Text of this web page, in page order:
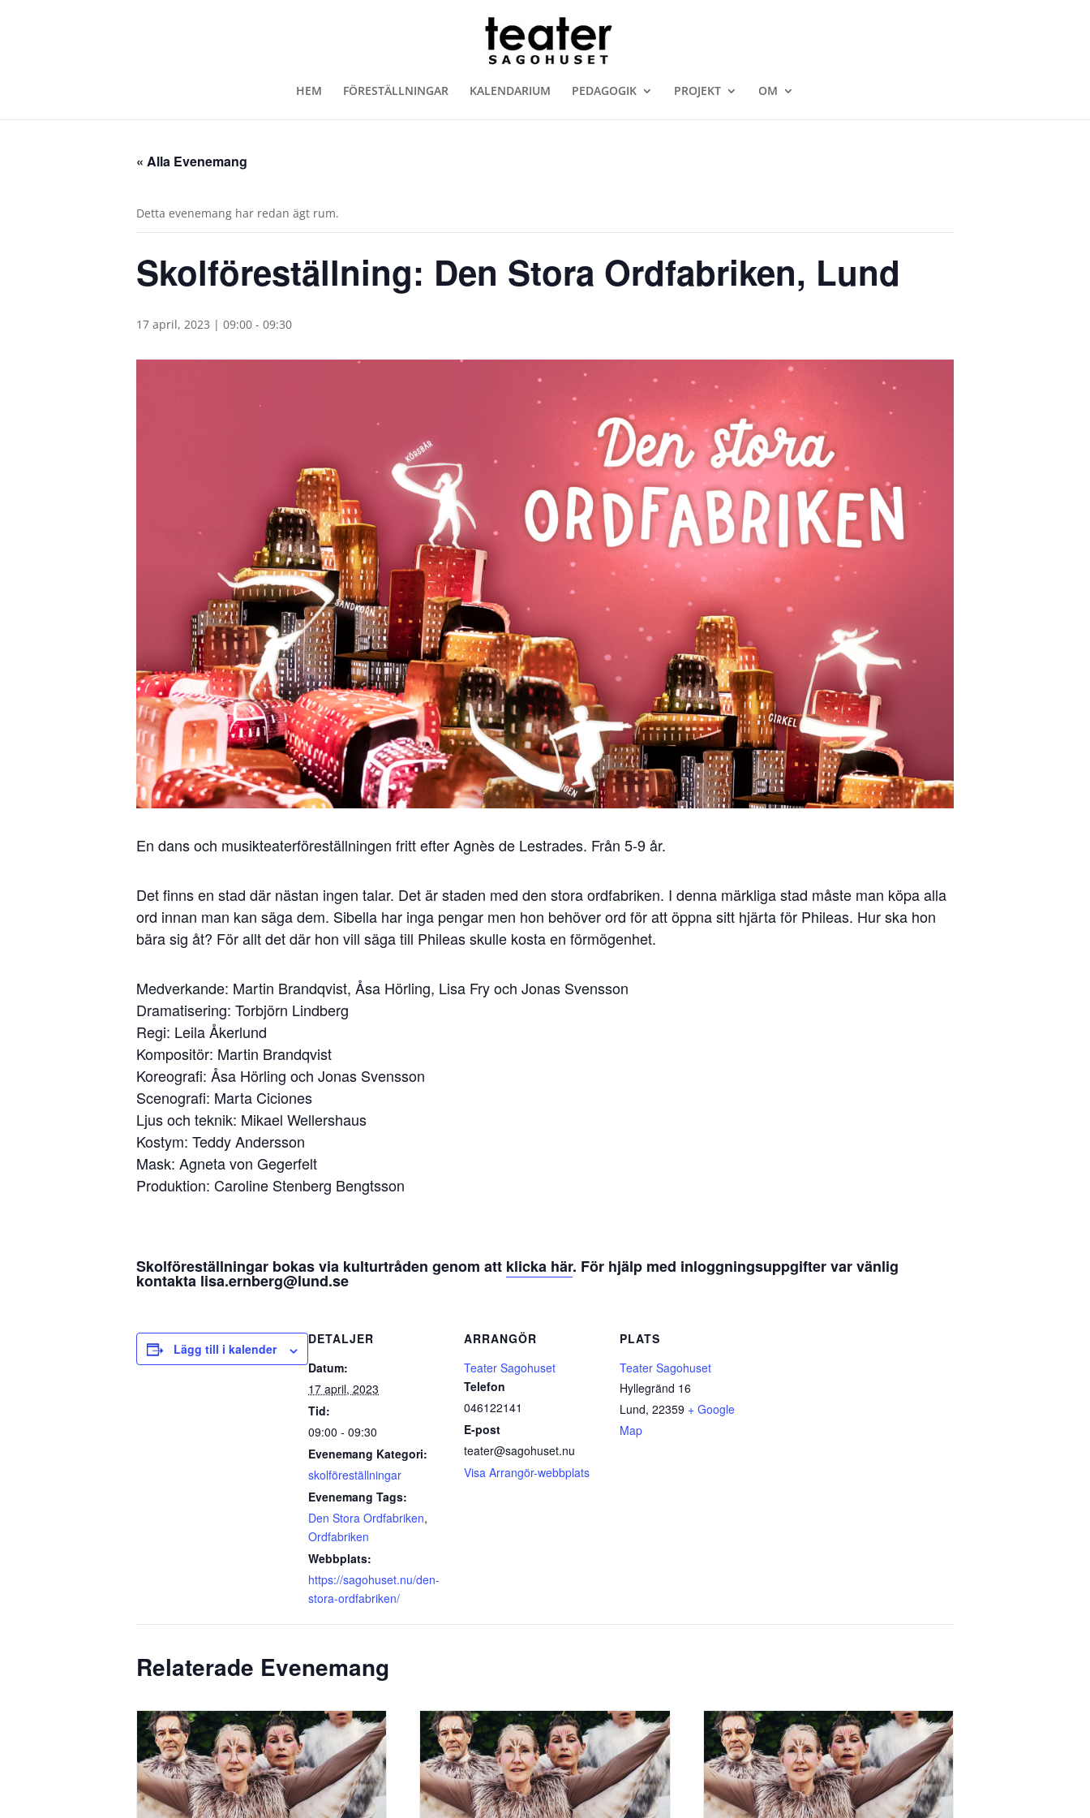
HEM FÖRESTÄLLNINGAR KALENDARIUM PEDAGOGIK PROJEKT OM
« Alla Evenemang
Detta evenemang har redan ägt rum.
Skolföreställning: Den Stora Ordfabriken, Lund
17 april, 2023 | 09:00 - 09:30
En dans och musikteaterföreställningen fritt efter Agnès de Lestrades. Från 5-9 år.
Det finns en stad där nästan ingen talar. Det är staden med den stora ordfabriken. I denna märkliga stad måste man köpa alla
ord innan man kan säga dem. Sibella har inga pengar men hon behöver ord för att öppna sitt hjärta för Phileas. Hur ska hon
bära sig åt? För allt det där hon vill säga till Phileas skulle kosta en förmögenhet.
Medverkande: Martin Brandqvist, Åsa Hörling, Lisa Fry och Jonas Svensson
Dramatisering: Torbjörn Lindberg
Regi: Leila Åkerlund
Kompositör: Martin Brandqvist
Koreografi: Åsa Hörling och Jonas Svensson
Scenografi: Marta Ciciones
Ljus och teknik: Mikael Wellershaus
Kostym: Teddy Andersson
Mask: Agneta von Gegerfelt
Produktion: Caroline Stenberg Bengtsson
Skolföreställningar bokas via kulturtråden genom att klicka här. För hjälp med inloggningsuppgifter var vänlig
kontakta lisa.ernberg@lund.se
Lägg till i kalender
DETALJER
Datum:
17 april, 2023
Tid:
09:00 - 09:30
Evenemang Kategori:
skolföreställningar
Evenemang Tags:
Den Stora Ordfabriken,
Ordfabriken
Webbplats:
https://sagohuset.nu/den-
stora-ordfabriken/
ARRANGÖR
Teater Sagohuset
Telefon
046122141
E-post
teater@sagohuset.nu
Visa Arrangör-webbplats
PLATS
Teater Sagohuset
Hyllegränd 16
Lund, 22359 + Google
Map
Relaterade Evenemang